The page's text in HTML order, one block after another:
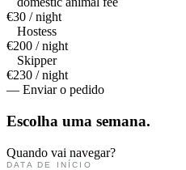
€30 / night
Hostess
€200 / night
Skipper
€230 / night
— Enviar o pedido
Escolha uma semana.
Quando vai navegar?
DATA DE INÍCIO